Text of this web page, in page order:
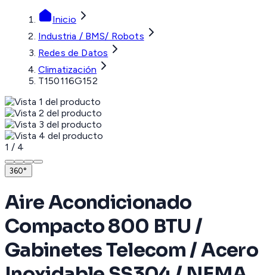
Inicio
Industria / BMS/ Robots
Redes de Datos
Climatización
T150116G152
1 / 4
360°
Aire Acondicionado
Compacto 800 BTU /
Gabinetes Telecom / Acero